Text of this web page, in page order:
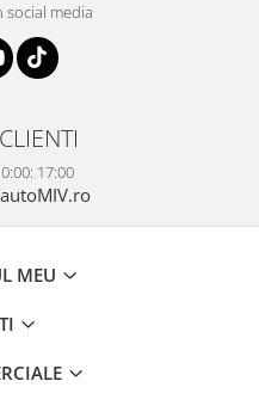
social media
17:00
MEU